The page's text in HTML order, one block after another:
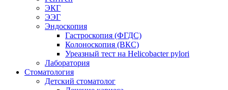
ЭКГ
ЭЭГ
Эндоскопия
Гастроскопия (ФГДС)
Колоноскопия (ВКС)
Уреазный тест на Helicobacter pylori
Лаборатория
Стоматология
Детский стоматолог